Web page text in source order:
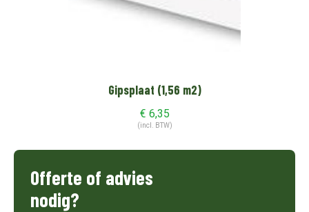
Gipsplaat (1,56 m2)
€ 6,35
(incl. BTW)
Offerte of advies
nodig?